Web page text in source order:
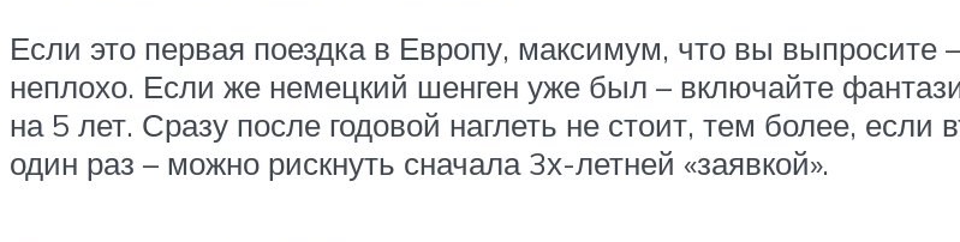
Если это первая поездка в Европу, максимум, что вы выпросите
неплохо. Если же немецкий шенген уже был – включайте
на 5 лет. Сразу после годовой наглеть не стоит, тем более,
один раз – можно рискнуть сначала 3х-летней «заявкой».